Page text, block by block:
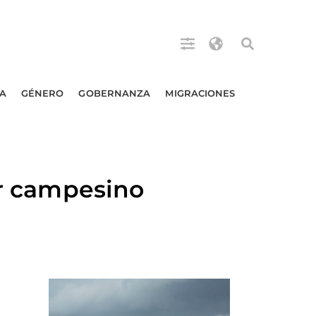
GÉNERO GOBERNANZA MIGRACIONES
campesino